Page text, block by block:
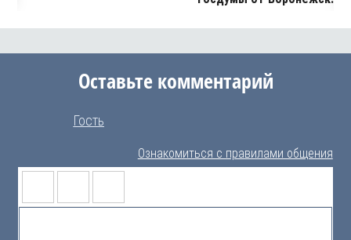
Оставьте комментарий
Гость
Ознакомиться с правилами общения